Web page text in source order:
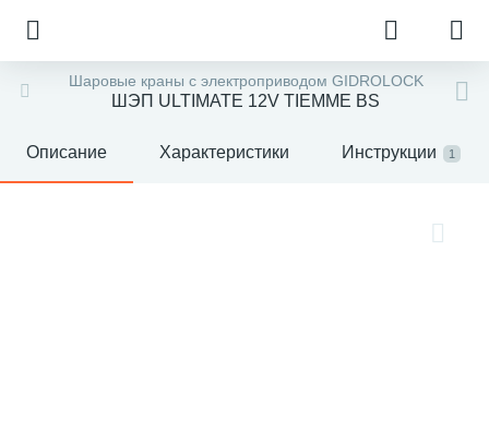
Шаровые краны с электроприводом GIDROLOCK
ШЭП ULTIMATE 12V TIEMME BS
Описание Характеристики Инструкции 1